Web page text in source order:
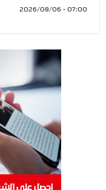
07:00 - 2026/08/06